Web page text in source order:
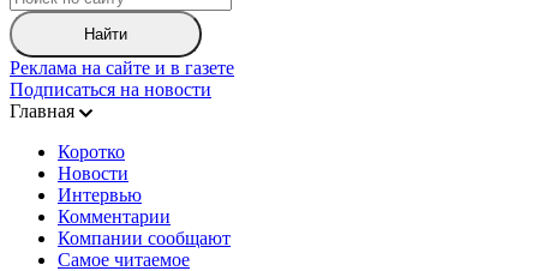
Найти
Реклама на сайте и в газете
Подписаться на новости
Главная
Коротко
Новости
Интервью
Комментарии
Компании сообщают
Самое читаемое